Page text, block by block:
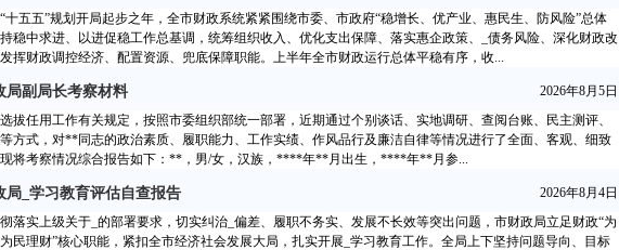
十五五”规划开局起步之年，全市财政系统紧紧围绕市委、市政府“稳增长、优产业、惠民生、防风险”总体
稳中求进、以进促稳工作总基调，统筹组织收入、优化支出保障、落实惠企政策、_债务风险、深化财政改
挥财政调控经济、配置资源、兜底保障职能。上半年全市财政运行总体平稳有序，收...
2026年8月5日
局副局长考察材料
拔任用工作有关规定，按照市委组织部统一部署，近期通过个别谈话、实地调研、查阅台账、民主测评、
方式，对**同志的政治素质、履职能力、工作实绩、作风品行及廉洁自律等情况进行了全面、客观、细致
将考察情况综合报告如下：**，男/女，汉族，****年**月出生，****年**月参...
2026年8月4日
局_学习教育评估自查报告
落实上级关于_的部署要求，切实纠治_偏差、履职不务实、发展不长效等突出问题，市财政局立足财政“为
民理财”核心职能，紧扣全市经济社会发展大局，扎实开展_学习教育工作。全局上下坚持问题导向、目标